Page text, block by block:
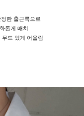
한 출근룩으로
롭게 매치
드 있게 어울림